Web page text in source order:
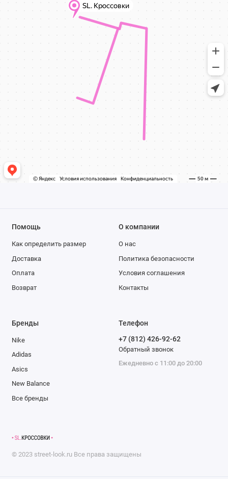
Помощь
Как определить размер
Доставка
Оплата
Возврат
О компании
О нас
Политика безопасности
Условия соглашения
Контакты
Бренды
Nike
Adidas
Asics
New Balance
Все бренды
Телефон
+7 (812) 426-92-62
Обратный звонок
Ежедневно с 11:00 до 20:00
© 2023 street-look.ru Все права защищены